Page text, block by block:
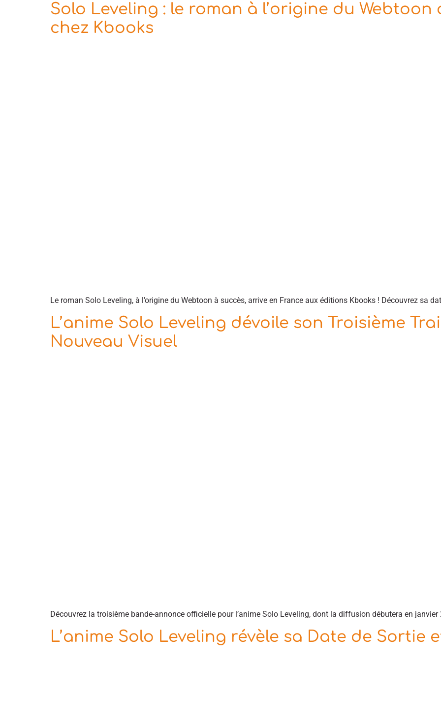
Solo Leveling : le roman à l’origine du
chez Kbooks
Le roman Solo Leveling, à l’origine du Webtoon à succès, arrive en France aux éditions Kbooks ! Découvrez sa
L’anime Solo Leveling dévoile son Troisième
Nouveau Visuel
Découvrez la troisième bande-annonce officielle pour l’anime Solo Leveling, dont la diffusion débutera en
L’anime Solo Leveling révèle sa Date de Sortie